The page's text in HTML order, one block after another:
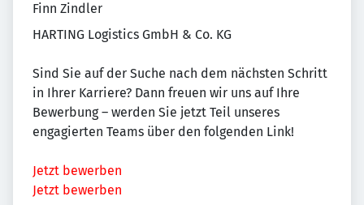
Finn Zindler
HARTING Logistics GmbH & Co. KG
Sind Sie auf der Suche nach dem nächsten Schritt
in Ihrer Karriere? Dann freuen wir uns auf Ihre
Bewerbung – werden Sie jetzt Teil unseres
engagierten Teams über den folgenden Link!
Jetzt bewerben
Jetzt bewerben